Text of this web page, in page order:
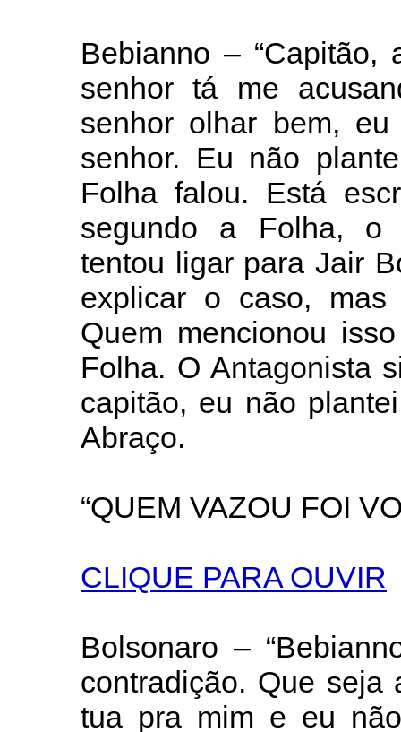
Bebianno –
senhor tá me
senhor olhar bem,
senhor. Eu não
Folha falou. Está
segundo a Folha, o
tentou ligar para Jair
explicar o caso, mas
Quem mencionou
Folha. O Antagonista
capitão, eu não
Abraço.
“QUEM VAZOU FOI
CLIQUE PARA OUVIR
Bolsonaro –
contradição. Que
tua pra mim e eu